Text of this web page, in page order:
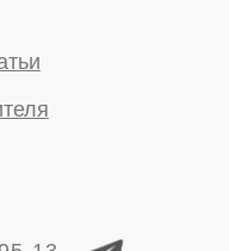
Необходима